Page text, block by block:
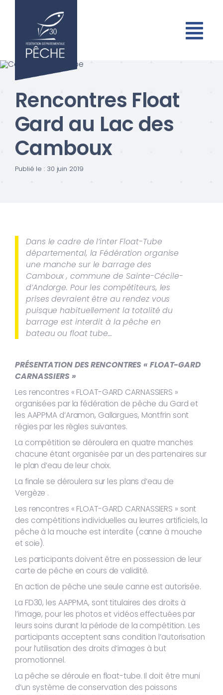
Rencontres Float
Gard au Lac des
Camboux
Publié le : 30 juin 2019
Dans le cadre de l’inter Float-Tube
départemental, la Fédération organise
une manche sur le barrage des
Camboux , commune de Sainte-Cécile-
d’Andorge. Pour les compétiteurs, les
prises devraient être au rendez vous
puisque habituellement la totalité du
barrage est interdit à la pêche en
bateau ou float tube…
PRÉSENTATION DES RENCONTRES « FLOAT-GARD
CARNASSIERS »
Les rencontres « FLOAT-GARD CARNASSIERS »
organisées par la fédération de pêche du Gard et
les AAPPMA d’Aramon, Gallargues, Montfrin sont
régies par les règles suivantes.
La compétition se déroulera en quatre manches
chacune étant organisée par un des partenaires sur
le plan d’eau de leur choix.
La finale se déroulera sur les plans d’eau de
Vergèze .
Les rencontres « FLOAT-GARD CARNASSIERS » sont
des compétitions individuelles au leurres artificiels, la
pêche à la mouche est interdite (canne à mouche
et soie).
Les participants doivent être en possession de leur
carte de pêche en cours de validité.
En action de pêche une seule canne est autorisée.
La FD30, les AAPPMA, sont titulaires des droits à
l’image, pour les photos et vidéos effectuées par
leurs soins durant la période de la compétition. Les
participants acceptent sans condition l’autorisation
pour l’utilisation des droits d’images à but
promotionnel.
La pêche se déroule en float-tube. Il doit être muni
d’un système de conservation des poissons